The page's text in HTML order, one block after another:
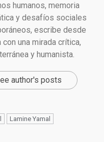
humanos, memoria
y desafíos sociales
escribe desde
con una mirada crítica,
y humanista.
author's posts
Lamine Yamal